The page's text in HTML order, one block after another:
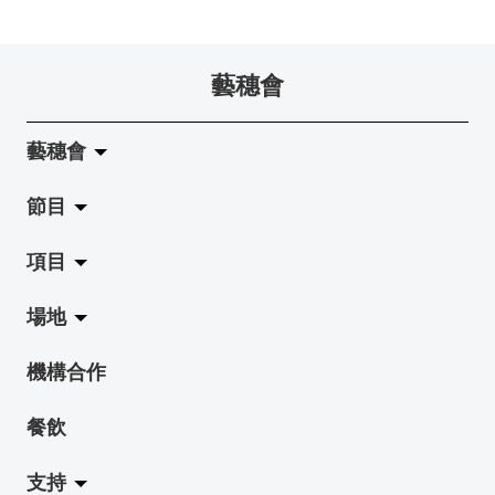
藝穗會
藝穗會
關於藝穗會
藝穗會的演化
使命與宗旨
藝穗會架構
檔案庫
藝穗網誌
節目
拉闊
展覽
演出
活動
工作坊
項目
Jazz-Go-Central, Jazz-Go-Fringe
LPL
2015-16 藝術場地資助計劃
2015 照亮香港在新加坡
場地
陳麗玲畫廊
奶庫
地下劇場
機構合作
餐飲
支持